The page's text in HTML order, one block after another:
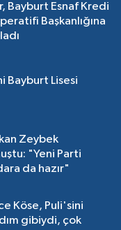
Bayburt Esnaf Kredi
Başkanlığına
Bayburt Lisesi
Zeybek
"Yeni Parti
da hazır"
Köse, Puli'sini
gibiydi, çok